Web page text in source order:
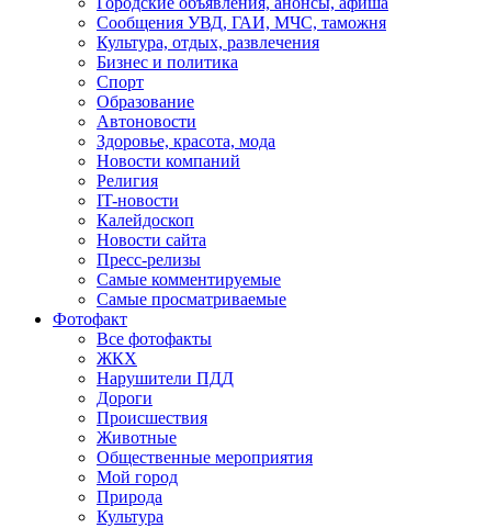
Сообщения УВД, ГАИ, МЧС, таможня
Культура, отдых, развлечения
Бизнес и политика
Спорт
Образование
Автоновости
Здоровье, красота, мода
Новости компаний
Религия
IT-новости
Калейдоскоп
Новости сайта
Пресс-релизы
Самые комментируемые
Самые просматриваемые
Фотофакт
Все фотофакты
ЖКХ
Нарушители ПДД
Дороги
Происшествия
Животные
Общественные мероприятия
Мой город
Природа
Культура